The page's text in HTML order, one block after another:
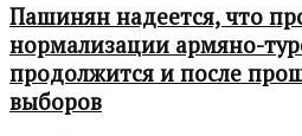
Пашинян надеется, что
нормализации армяно-
продолжится и после
выборов